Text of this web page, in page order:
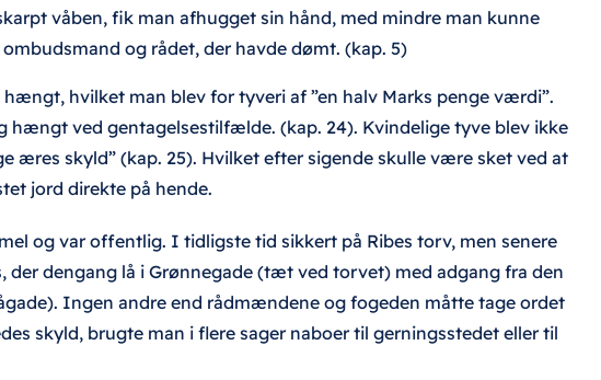
våben, fik man afhugget sin hånd, med mindre man kunne
og rådet, der havde dømt. (kap. 5)
hvilket man blev for tyveri af ”en halv Marks penge værdi”.
ved gentagelsestilfælde. (kap. 24). Kvindelige tyve blev ikke
æres skyld” (kap. 25). Hvilket efter sigende skulle være sket ved at
jord direkte på hende.
og var offentlig. I tidligste tid sikkert på Ribes torv, men senere
der dengang lå i Grønnegade (tæt ved torvet) med adgang fra den
Ingen andre end rådmændene og fogeden måtte tage ordet
skyld, brugte man i flere sager naboer til gerningsstedet eller til